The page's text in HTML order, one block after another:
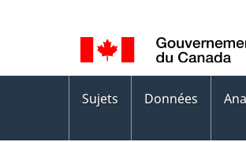
de
la
langue
des
Sujets Données